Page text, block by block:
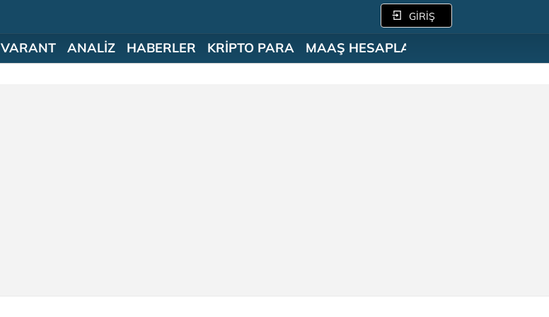
GİRİŞ
VARANT ANALİZ HABERLER KRİPTO PARA MAAŞ HESAPLAMA